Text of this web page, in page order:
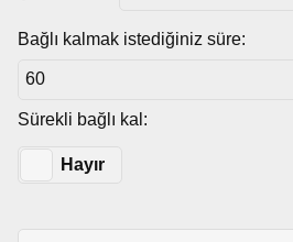
Bağlı kalmak istediğiniz süre:
Sürekli bağlı kal:
Hayır